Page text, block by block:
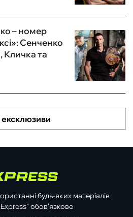
– номер
Сенченко
Кличка та
ексклюзиви
будь-яких матеріалів
обов'язкове